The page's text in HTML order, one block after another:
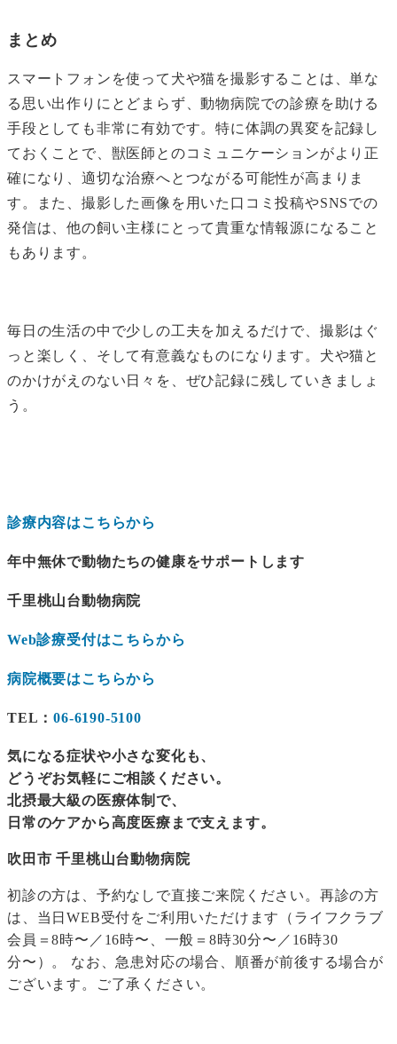
まとめ
スマートフォンを使って犬や猫を撮影することは、単な
る思い出作りにとどまらず、動物病院での診療を助ける
手段としても非常に有効です。特に体調の異変を記録し
ておくことで、獣医師とのコミュニケーションがより正
確になり、適切な治療へとつながる可能性が高まりま
す。また、撮影した画像を用いた口コミ投稿やSNSでの
発信は、他の飼い主様にとって貴重な情報源になること
もあります。
毎日の生活の中で少しの工夫を加えるだけで、撮影はぐ
っと楽しく、そして有意義なものになります。犬や猫と
のかけがえのない日々を、ぜひ記録に残していきましょ
う。
診療内容はこちらから
年中無休で動物たちの健康をサポートします
千里桃山台動物病院
Web診療受付はこちらから
病院概要はこちらから
TEL：06-6190-5100
気になる症状や小さな変化も、
どうぞお気軽にご相談ください。
北摂最大級の医療体制で、
日常のケアから高度医療まで支えます。
吹田市 千里桃山台動物病院
初診の方は、予約なしで直接ご来院ください。再診の方
は、当日WEB受付をご利用いただけます（ライフクラブ
会員＝8時〜／16時〜、一般＝8時30分〜／16時30
分〜）。 なお、急患対応の場合、順番が前後する場合が
ございます。ご了承ください。